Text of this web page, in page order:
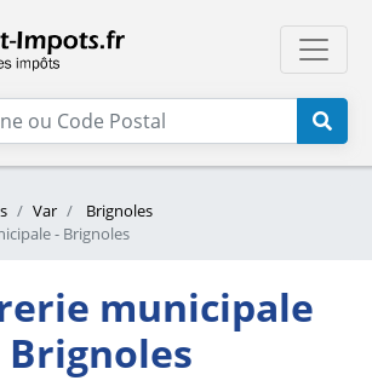
Var
Brignoles
- Brignoles
municipale
Brignoles